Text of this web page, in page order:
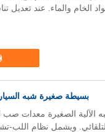
الخام والماء. عند
بسيطة صغيرة شبه
ويشمل نظام اللب-